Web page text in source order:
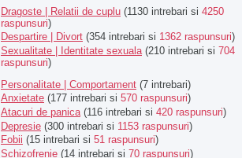
Dragoste | Relatii de cuplu (1130 intrebari si 4250
raspunsuri)
Despartire | Divort (354 intrebari si 1362 raspunsuri)
Sexualitate | Identitate sexuala (210 intrebari si 704
raspunsuri)
Personalitate | Comportament (7 intrebari)
Anxietate (177 intrebari si 570 raspunsuri)
Atacuri de panica(116 intrebari si 420 raspunsuri)
Depresie (300 intrebari si 1153 raspunsuri)
Fobii (15 intrebari si 51 raspunsuri)
Schizofrenie (14 intrebari si 70 raspunsuri)